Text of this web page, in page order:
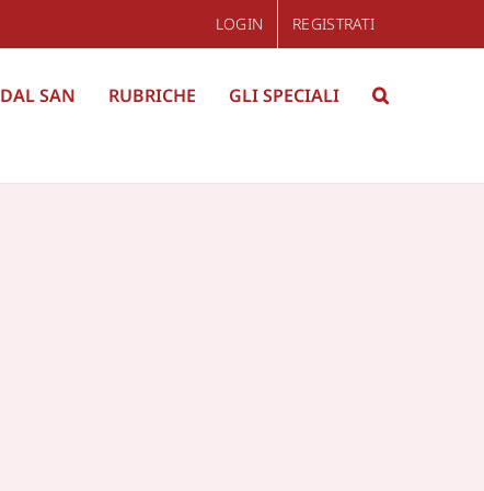
LOGIN REGISTRATI
DAL SAN RUBRICHE GLI SPECIALI